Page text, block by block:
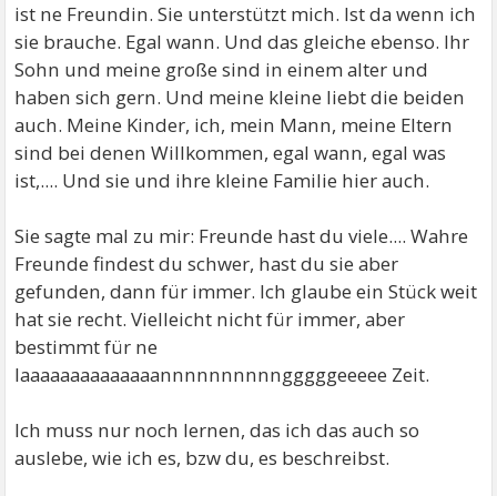
ist ne Freundin. Sie unterstützt mich. Ist da wenn ich
sie brauche. Egal wann. Und das gleiche ebenso. Ihr
Sohn und meine große sind in einem alter und
haben sich gern. Und meine kleine liebt die beiden
auch. Meine Kinder, ich, mein Mann, meine Eltern
sind bei denen Willkommen, egal wann, egal was
ist,.... Und sie und ihre kleine Familie hier auch.
Sie sagte mal zu mir: Freunde hast du viele.... Wahre
Freunde findest du schwer, hast du sie aber
gefunden, dann für immer. Ich glaube ein Stück weit
hat sie recht. Vielleicht nicht für immer, aber
bestimmt für ne
laaaaaaaaaaaaaannnnnnnnnngggggeeeee Zeit.
Ich muss nur noch lernen, das ich das auch so
auslebe, wie ich es, bzw du, es beschreibst.